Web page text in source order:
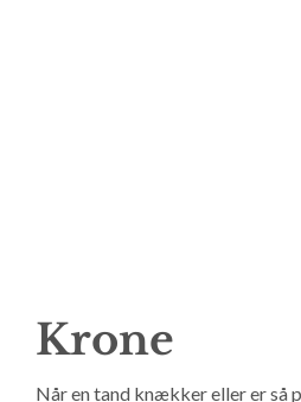
Krone
Når en tand knækker eller er så